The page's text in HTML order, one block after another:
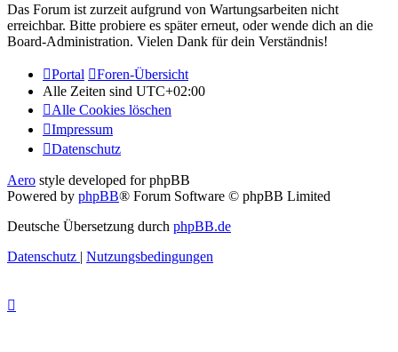
Das Forum ist zurzeit aufgrund von Wartungsarbeiten nicht
erreichbar. Bitte probiere es später erneut, oder wende dich an die
Board-Administration. Vielen Dank für dein Verständnis!
Portal
Foren-Übersicht
Alle Zeiten sind UTC+02:00
Alle Cookies löschen
Impressum
Datenschutz
Aero style developed for phpBB
Powered by phpBB® Forum Software © phpBB Limited
Deutsche Übersetzung durch phpBB.de
Datenschutz | Nutzungsbedingungen